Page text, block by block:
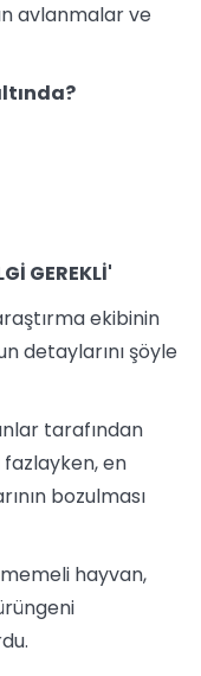
avlanmalar ve
GEREKLİ'
ekibinin
detaylarını şöyle
tarafından
en
bozulması
hayvan,